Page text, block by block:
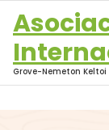
content
Grove-Nemeton Keltoi